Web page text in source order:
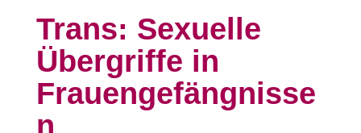
Trans: Sexuelle
Übergriffe in
Frauengefängnisse
n